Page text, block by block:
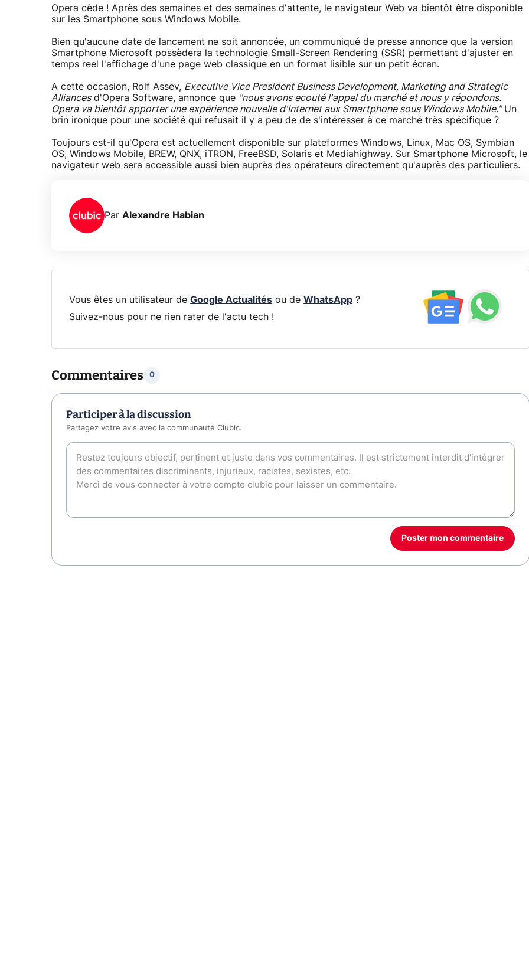
Opera cède ! Après des semaines et des semaines d'attente, le navigateur Web va bientôt être disponible
sur les Smartphone sous Windows Mobile.
Bien qu'aucune date de lancement ne soit annoncée, un communiqué de presse annonce que la version
Smartphone Microsoft possèdera la technologie Small-Screen Rendering (SSR) permettant d'ajuster en
temps reel l'affichage d'une page web classique en un format lisible sur un petit écran.
A cette occasion, Rolf Assev, Executive Vice President Business Development, Marketing and Strategic
Alliancesd'Opera Software, annonce que "nous avons ecouté l'appel du marché et nous y répondons.
Opera va bientôt apporter une expérience nouvelle d'Internet aux Smartphone sous Windows Mobile."Un
brin ironique pour une société qui refusait il y a peu de de s'intéresser à ce marché très spécifique ?
Toujours est-il qu'Opera est actuellement disponible sur plateformes Windows, Linux, Mac OS, Symbian
OS, Windows Mobile, BREW, QNX, iTRON, FreeBSD, Solaris et Mediahighway. Sur Smartphone Microsoft, le
navigateur web sera accessible aussi bien auprès des opérateurs directement qu'auprès des particuliers.
Par Alexandre Habian
Vous êtes un utilisateur de Google Actualitésou de WhatsApp?
Suivez-nous pour ne rien rater de l'actu tech !
Commentaires 0
Participer à la discussion
Partagez votre avis avec la communauté Clubic.
Poster mon commentaire